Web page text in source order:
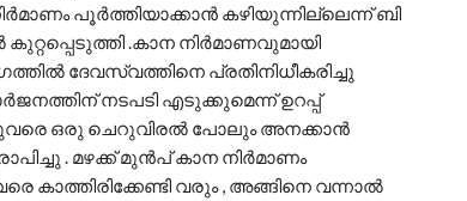
പൂർത്തിയാക്കാൻ കഴിയുന്നില്ലെന്ന് ബി
.കാന നിർമാണവുമായി
ദേവസ്വത്തിനെ പ്രതിനിധീകരിച്ചു
നടപടി എടുക്കുമെന്ന് ഉറപ്പ്
ഒരു ചെറുവിരൽ പോലും അനക്കാൻ
. മഴക്ക് മുൻപ് കാന നിർമാണം
വരും , അങ്ങിനെ വന്നാൽ